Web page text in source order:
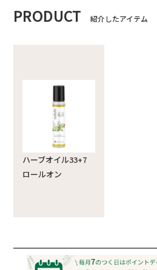
PRODUCT 紹介したアイテム
ハーブオイル33+7
ロールオン